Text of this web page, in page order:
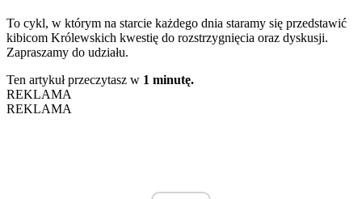
To cykl, w którym na starcie każdego dnia staramy się przedstawić
kibicom Królewskich kwestię do rozstrzygnięcia oraz dyskusji.
Zapraszamy do udziału.
Ten artykuł przeczytasz w 1 minutę.
REKLAMA
REKLAMA